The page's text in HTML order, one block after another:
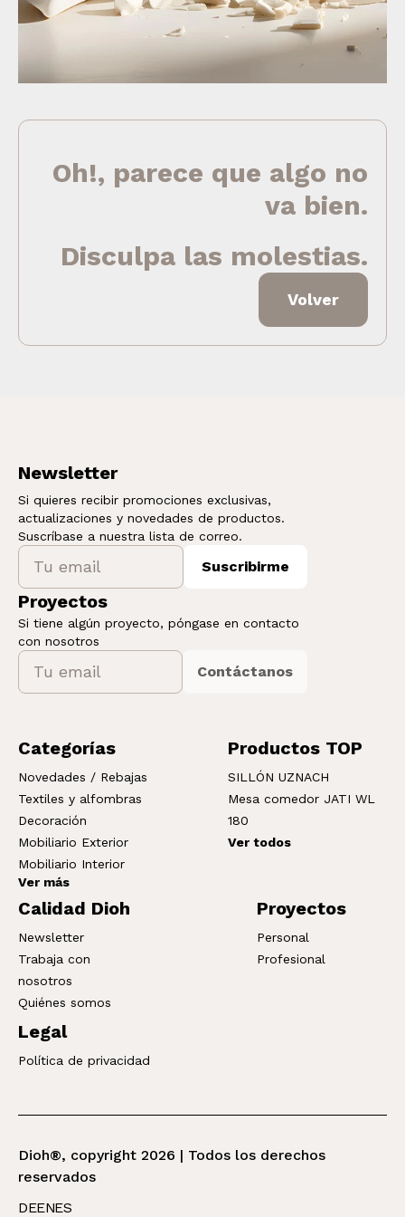
Oh!, parece que algo no
va bien.
Disculpa las molestias.
Volver
Newsletter
Si quieres recibir promociones exclusivas,
actualizaciones y novedades de productos.
Suscríbase a nuestra lista de correo.
Suscribirme
Proyectos
Si tiene algún proyecto, póngase en contacto
con nosotros
Contáctanos
Categorías
Novedades / Rebajas
Textiles y alfombras
Decoración
Mobiliario Exterior
Mobiliario Interior
Ver más
Productos TOP
SILLÓN UZNACH
Mesa comedor JATI WL
180
Ver todos
Calidad Dioh
Newsletter
Trabaja con
nosotros
Quiénes somos
Proyectos
Personal
Profesional
Legal
Política de privacidad
Dioh®, copyright 2026 | Todos los derechos
reservados
DEENES